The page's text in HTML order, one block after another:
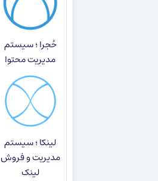
حُجرا ؛ سیستم
مدیریت محتوا
لینکا ؛ سیستم
مدیریت و فروش
لینک